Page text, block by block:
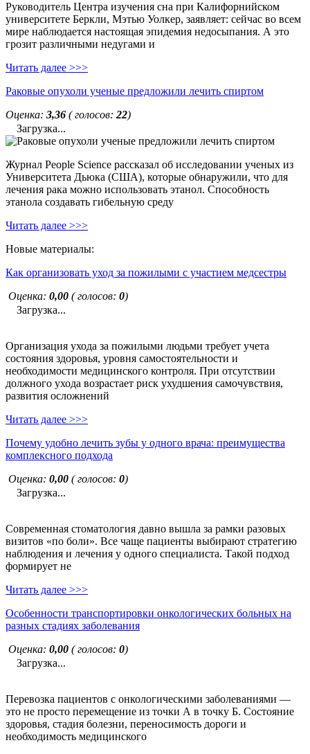
Руководитель Центра изучения сна при Калифорнийском
университете Беркли, Мэтью Уолкер, заявляет: сейчас во всем
мире наблюдается настоящая эпидемия недосыпания. А это
грозит различными недугами и
Читать далее >>>
Раковые опухоли ученые предложили лечить спиртом
Оценка: 3,36 ( голосов: 22)
Загрузка...
Журнал People Science рассказал об исследовании ученых из
Университета Дьюка (США), которые обнаружили, что для
лечения рака можно использовать этанол. Способность
этанола создавать гибельную среду
Читать далее >>>
Новые материалы:
Как организовать уход за пожилыми с участием медсестры
Оценка: 0,00 ( голосов: 0)
Загрузка...
Организация ухода за пожилыми людьми требует учета
состояния здоровья, уровня самостоятельности и
необходимости медицинского контроля. При отсутствии
должного ухода возрастает риск ухудшения самочувствия,
развития осложнений
Читать далее >>>
Почему удобно лечить зубы у одного врача: преимущества
комплексного подхода
Оценка: 0,00 ( голосов: 0)
Загрузка...
Современная стоматология давно вышла за рамки разовых
визитов «по боли». Все чаще пациенты выбирают стратегию
наблюдения и лечения у одного специалиста. Такой подход
формирует не
Читать далее >>>
Особенности транспортировки онкологических больных на
разных стадиях заболевания
Оценка: 0,00 ( голосов: 0)
Загрузка...
Перевозка пациентов с онкологическими заболеваниями —
это не просто перемещение из точки А в точку Б. Состояние
здоровья, стадия болезни, переносимость дороги и
необходимость медицинского